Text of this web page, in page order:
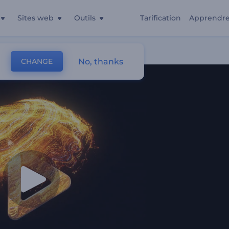
Sites web Outils Tarification
CHANGE No, thanks